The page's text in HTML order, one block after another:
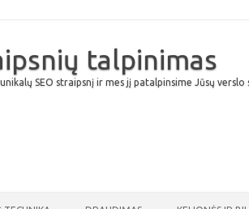
talpinimas
SEO straipsnį ir mes jį patalpinsime Jūsų